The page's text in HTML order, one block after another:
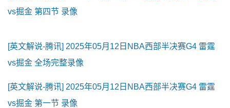
vs掘金 第四节 录像
[英文解说-腾讯] 2025年05月12日NBA西部半决赛G4 雷霆
vs掘金 全场完整录像
[英文解说-腾讯] 2025年05月12日NBA西部半决赛G4 雷霆
vs掘金 第一节 录像